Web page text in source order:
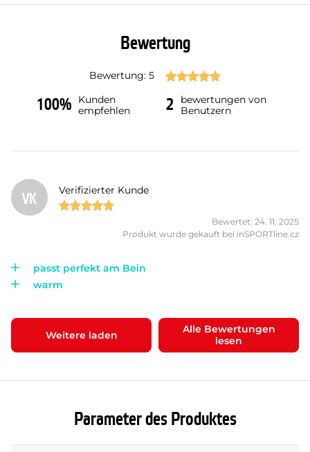
Bewertung
Bewertung: 5
100%
Kunden
empfehlen
2
bewertungen von
Benutzern
VK Verifizierter Kunde
Bewertet: 24. 11. 2025
Produkt wurde gekauft bei inSPORTline.cz
passt perfekt am Bein
warm
Weitere laden
Alle Bewertungen
lesen
Parameter des Produktes